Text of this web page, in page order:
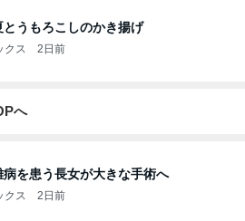
うもろこしのかき揚げ
クス 2日前
へ
を患う長女が大きな手術へ
クス 2日前